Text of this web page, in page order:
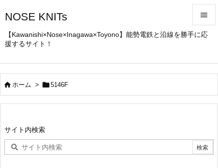
NOSE KNITs
【Kawanishi×Nose×Inagawa×Toyono】能勢電鉄と沿線を勝手に応
援するサイト！


前へ
検索
ホーム > 5146F
サイト内検索